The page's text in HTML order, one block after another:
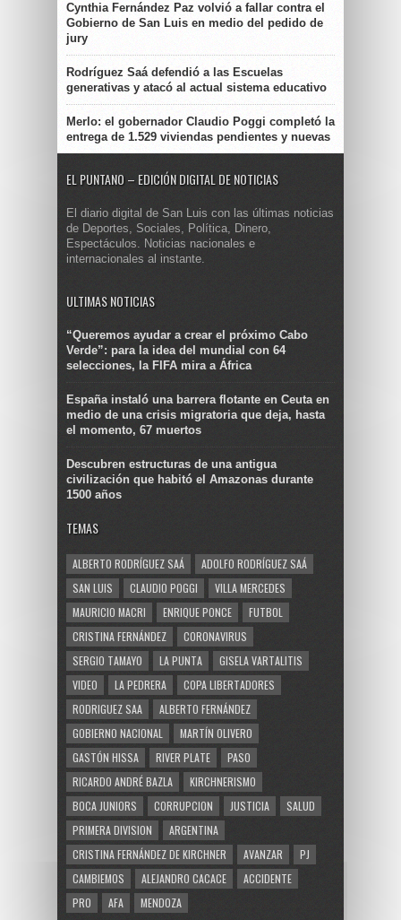
Cynthia Fernández Paz volvió a fallar contra el
Gobierno de San Luis en medio del pedido de
jury
Rodríguez Saá defendió a las Escuelas
generativas y atacó al actual sistema educativo
Merlo: el gobernador Claudio Poggi completó la
entrega de 1.529 viviendas pendientes y nuevas
EL PUNTANO – EDICIÓN DIGITAL DE NOTICIAS
El diario digital de San Luis con las últimas noticias
de Deportes, Sociales, Política, Dinero,
Espectáculos. Noticias nacionales e
internacionales al instante.
ULTIMAS NOTICIAS
“Queremos ayudar a crear el próximo Cabo
Verde”: para la idea del mundial con 64
selecciones, la FIFA mira a África
España instaló una barrera flotante en Ceuta en
medio de una crisis migratoria que deja, hasta
el momento, 67 muertos
Descubren estructuras de una antigua
civilización que habitó el Amazonas durante
1500 años
TEMAS
ALBERTO RODRÍGUEZ SAÁ
ADOLFO RODRÍGUEZ SAÁ
SAN LUIS
CLAUDIO POGGI
VILLA MERCEDES
MAURICIO MACRI
ENRIQUE PONCE
FUTBOL
CRISTINA FERNÁNDEZ
CORONAVIRUS
SERGIO TAMAYO
LA PUNTA
GISELA VARTALITIS
VIDEO
LA PEDRERA
COPA LIBERTADORES
RODRIGUEZ SAA
ALBERTO FERNÁNDEZ
GOBIERNO NACIONAL
MARTÍN OLIVERO
GASTÓN HISSA
RIVER PLATE
PASO
RICARDO ANDRÉ BAZLA
KIRCHNERISMO
BOCA JUNIORS
CORRUPCION JUSTICIA
SALUD
PRIMERA DIVISION
ARGENTINA
CRISTINA FERNÁNDEZ DE KIRCHNER
AVANZAR
PJ
CAMBIEMOS
ALEJANDRO CACACE
ACCIDENTE
PRO
AFA MENDOZA